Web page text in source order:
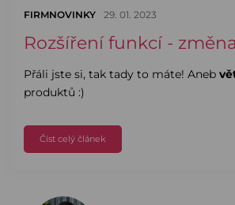
FIRMNOVINKY 29. 01. 2023
Rozšíření funkcí -
Přáli jste si, tak tady to máte! Aneb
produktů :)
Číst celý článek